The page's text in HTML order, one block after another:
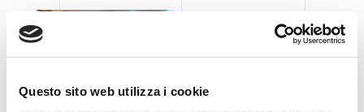
Questo sito web utilizza i cookie